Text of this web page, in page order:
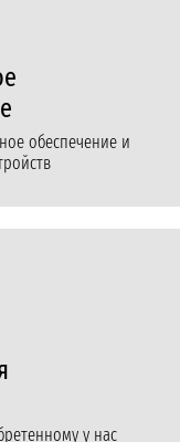
обеспечение и
у нас